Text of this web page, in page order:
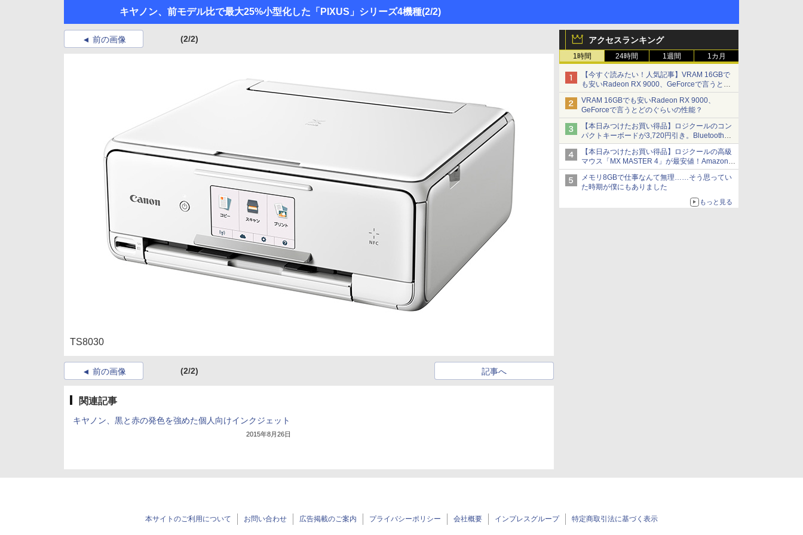
キヤノン、前モデル比で最大25%小型化した「PIXUS」シリーズ4機種(2/2)
アクセスランキング
1時間 24時間 1週間 1カ月
【今すぐ読みたい！人気記事】VRAM 16GBで
も安いRadeon RX 9000、GeForceで言うとど
のぐらいの性能？ - PC Watch
VRAM 16GBでも安いRadeon RX 9000、
GeForceで言うとどのぐらいの性能？
【本日みつけたお買い得品】ロジクールのコン
パクトキーボードが3,720円引き。Bluetoothで3
台接続対応
【本日みつけたお買い得品】ロジクールの高級
マウス「MX MASTER 4」が最安値！Amazonで
3千円弱の割引
メモリ8GBで仕事なんて無理……そう思ってい
た時期が僕にもありました
もっと見る
前の画像 (2/2)
TS8030
前の画像 (2/2) 記事へ
関連記事
キヤノン、黒と赤の発色を強めた個人向けインクジェット
2015年8月26日
本サイトのご利用について お問い合わせ 広告掲載のご案内 プライバシーポリシー 会社概要 インプレスグループ 特定商取引法に基づく表示